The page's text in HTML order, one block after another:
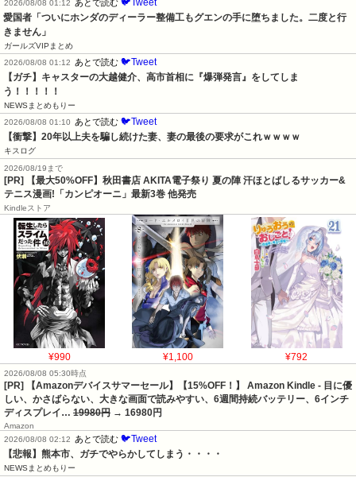
2026/08/08 01:12 あとで読む
愛国者「ついにホンダのディーラー整備工もグエンの手に堕ちました。二度と行
きません」
ガールズVIPまとめ
2026/08/08 01:12
あとで読む 🐦Tweet
【ガチ】キャスターの大越健介、高市首相に『爆弾発言』をしてしま
う！！！！！
NEWSまとめもりー
2026/08/08 01:10
あとで読む 🐦Tweet
【衝撃】20年以上夫を騙し続けた妻、妻の最後の要求がこれｗｗｗｗ
キスログ
2026/08/19まで
[PR] 【最大50%OFF】秋田書店 AKITA電子祭り 夏の陣 汗ほとばしるサッカー&
テニス漫画!「カンピオーニ」最新3巻 他発売
Kindleストア
¥990 ¥1,100 ¥792
2026/08/08 05:30時点
[PR] 【Amazonデバイスサマーセール】【15%OFF！】 Amazon Kindle - 目に優
しい、かさばらない、大きな画面で読みやすい、6週間持続バッテリー、6インチ
ディスプレイ… 19980円 → 16980円
Amazon
2026/08/08 02:12
あとで読む 🐦Tweet
【悲報】熊本市、ガチでやらかしてしまう・・・・
NEWSまとめもりー